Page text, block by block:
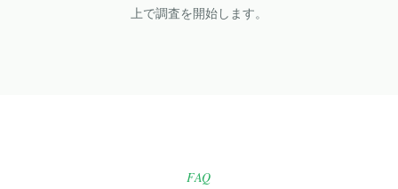
上で調査を開始します。
FAQ